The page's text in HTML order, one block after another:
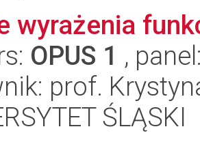
wyrażenia
OPUS 1 ,
prof.
ŚLĄSKI